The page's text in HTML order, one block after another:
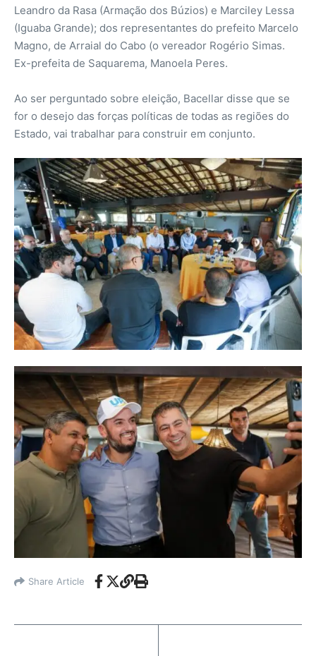
Leandro da Rasa (Armação dos Búzios) e Marciley Lessa
(Iguaba Grande); dos representantes do prefeito Marcelo
Magno, de Arraial do Cabo (o vereador Rogério Simas.
Ex-prefeita de Saquarema, Manoela Peres.
Ao ser perguntado sobre eleição, Bacellar disse que se
for o desejo das forças políticas de todas as regiões do
Estado, vai trabalhar para construir em conjunto.
Share Article